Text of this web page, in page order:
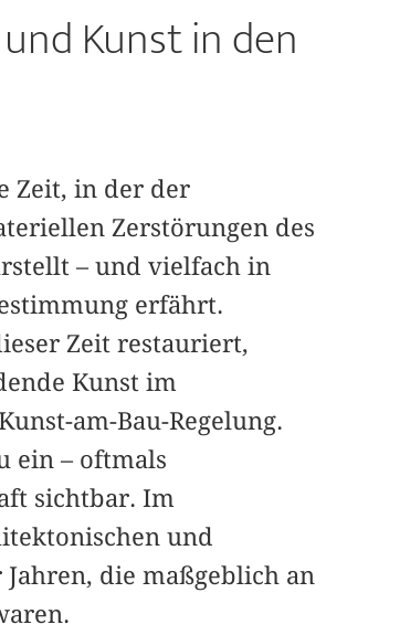
Kunst in den
Zeit, in der der
Zerstörungen des
– und vielfach in
erfährt.
Zeit restauriert,
Kunst im
am-Bau-Regelung.
ein – oftmals
sichtbar. Im
und
die maßgeblich an